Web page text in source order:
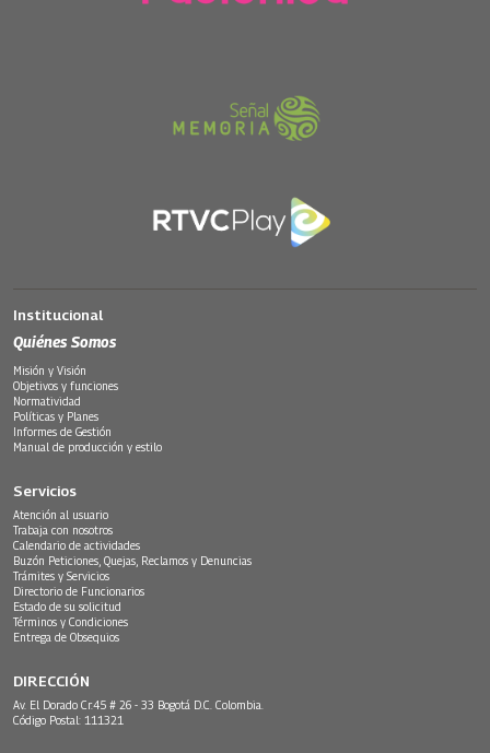
Institucional
Quiénes Somos
Misión y Visión
Objetivos y funciones
Normatividad
Políticas y Planes
Informes de Gestión
Manual de producción y estilo
Servicios
Atención al usuario
Trabaja con nosotros
Calendario de actividades
Buzón Peticiones, Quejas, Reclamos y Denuncias
Trámites y Servicios
Directorio de Funcionarios
Estado de su solicitud
Términos y Condiciones
Entrega de Obsequios
DIRECCIÓN
Av. El Dorado Cr.45 # 26 - 33 Bogotá D.C. Colombia.
Código Postal: 111321